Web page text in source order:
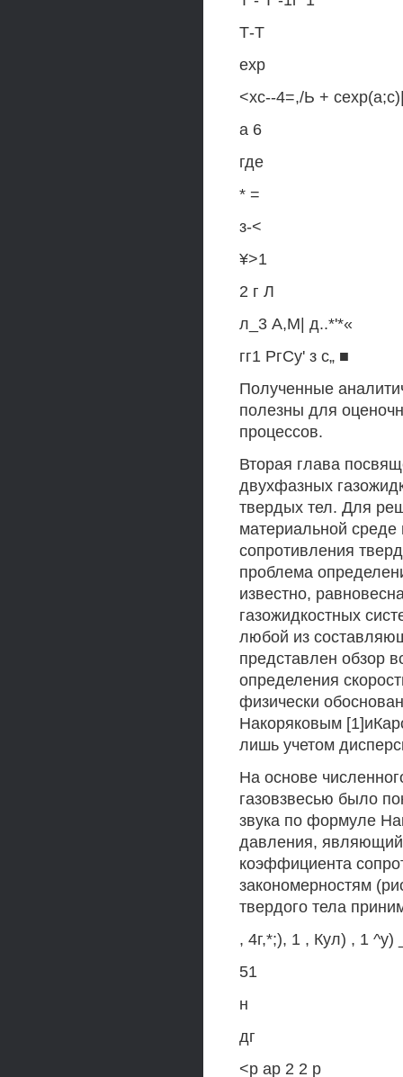
Т-Т
ехр
<хс--4=,/Ь +
а 6
где
* =
з-<
¥>1
2 г Л
л_3 А,М| д..*'*«
гг1 РгСу' з с„ ■
Полученные
полезны для
процессов.
Вторая глава
двухфазных
твердых тел. Для
материальной среде
сопротивления
проблема
известно,
газожидкостных
любой из
представлен обзор
определения
физически
Накоряковым
лишь учетом
На основе
газовзвесью было
звука по формуле
давления,
коэффициента
закономерностям
твердого тела
, 4г,*;), 1 , Кул) , 1 ^у)
51
н
дг
<р ар 2 2 р